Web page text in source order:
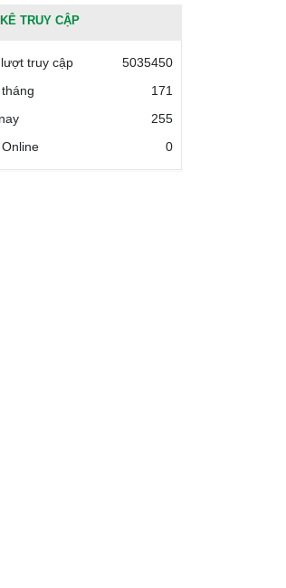
Công thương Việt Nam
Nông nghiệp và Môi trường
Công đoàn Y tế Việt Nam
Food for Growth Project
TRUY CẬP
truy cập
5035450
171
255
0